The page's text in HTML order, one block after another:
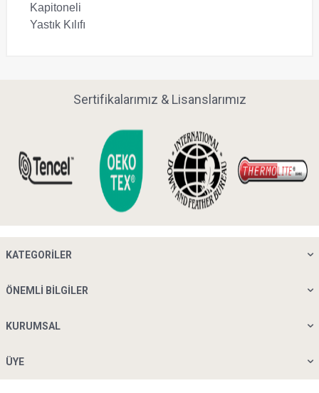
Kapitoneli
Yastık Kılıfı
Sertifikalarımız & Lisanslarımız
KATEGORILER
ÖNEMLI BILGILER
KURUMSAL
ÜYE